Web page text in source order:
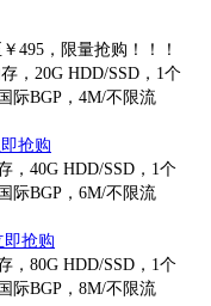
495 ，限量抢购！！！
，20G HDD/SSD，1个
际BGP，4M/不限流
抢购
，40G HDD/SSD，1个
际BGP，6M/不限流
即抢购
，80G HDD/SSD，1个
际BGP，8M/不限流